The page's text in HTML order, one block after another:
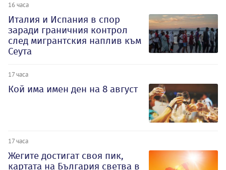
16 часа
Италия и Испания в спор
заради граничния контрол
след мигрантския наплив към
Сеута
17 часа
Кой има имен ден на 8 август
17 часа
Жегите достигат своя пик,
картата на България светва в